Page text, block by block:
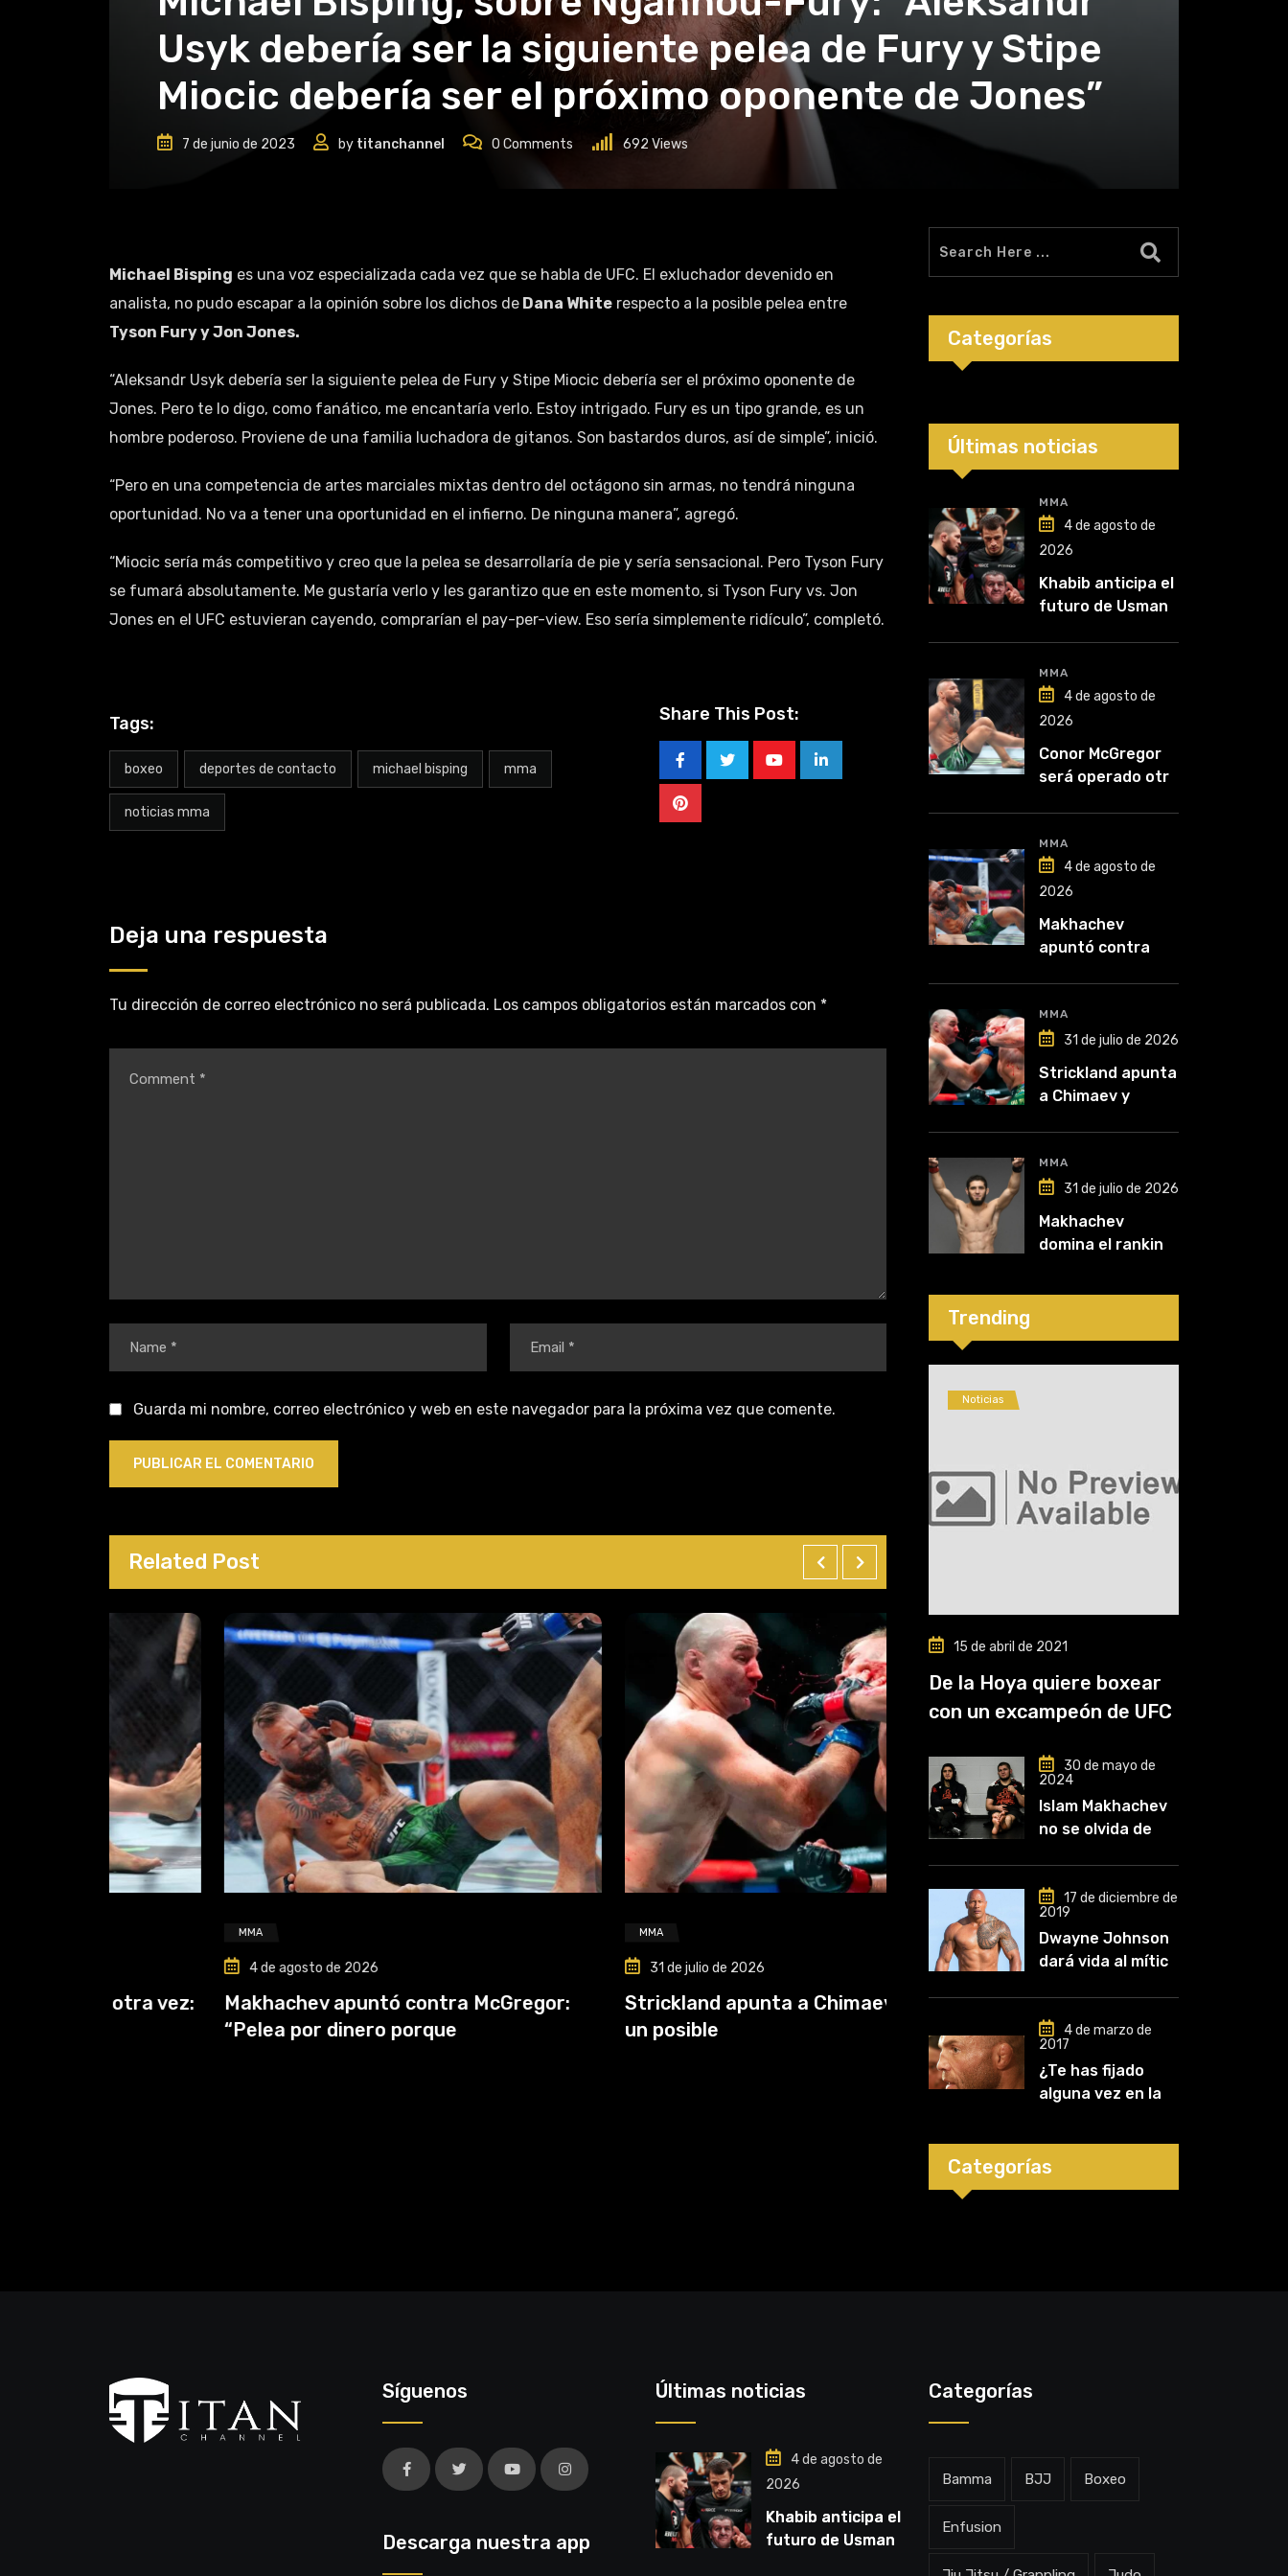
Usyk debería ser la siguiente pelea de Fury y Stipe
Miocic debería ser el próximo oponente de Jones”
7 de junio de 2023 by titanchannel 0 Comments 692Views
Michael Bisping es una voz especializada cada vez que se habla de UFC. El exluchador devenido en
analista, no pudo escapar a la opinión sobre los dichos de Dana White respecto a la posible pelea entre
Tyson Fury y Jon Jones.
“Aleksandr Usyk debería ser la siguiente pelea de Fury y Stipe Miocic debería ser el próximo oponente de
Jones. Pero te lo digo, como fanático, me encantaría verlo. Estoy intrigado. Fury es un tipo grande, es un
hombre poderoso. Proviene de una familia luchadora de gitanos. Son bastardos duros, así de simple”, inició.
“Pero en una competencia de artes marciales mixtas dentro del octágono sin armas, no tendrá ninguna
oportunidad. No va a tener una oportunidad en el infierno. De ninguna manera”, agregó.
“Miocic sería más competitivo y creo que la pelea se desarrollaría de pie y sería sensacional. Pero Tyson Fury
se fumará absolutamente. Me gustaría verlo y les garantizo que en este momento, si Tyson Fury vs. Jon
Jones en el UFC estuvieran cayendo, comprarían el pay-per-view. Eso sería simplemente ridículo”, completó.
Tags:
boxeo deportes de contacto michael bisping mma
noticias mma
Share This Post:
Deja una respuesta
Tu dirección de correo electrónico no será publicada. Los campos obligatorios están marcados con *
Guarda mi nombre, correo electrónico y web en este navegador para la próxima vez que comente.
Related Post
4 de agosto de 2026
Makhachev apuntó contra McGregor:
“Pelea por dinero porque
31 de julio de 2026
Strickland apunta a Chimaev y anticipa
MMA
31 de julio de 2026
Makhachev domina el ranking y
Polymarket lo proyecta
Categorías
Últimas noticias
MMA
4 de agosto de
2026
Khabib anticipa el
futuro de Usman
liga competirá”
MMA
4 de agosto de
2026
Conor McGregor
será operado otra
cinco”
MMA
4 de agosto de
2026
Makhachev
apuntó contra
lo perdió todo”
MMA
31 de julio de 2026
Strickland apunta
a Chimaev y
desempate tras
su recuperación
MMA
31 de julio de 2026
Makhachev
domina el ranking
proyecta como
2026
Trending
Noticias
15 de abril de 2021
De la Hoya quiere boxear
con un excampeón de UFC
30 de mayo de
2024
Islam Makhachev
no se olvida de
que comencé a
entrenar, jugó un
papel clave en mi
carrera»
17 de diciembre de
2019
Dwayne Johnson
dará vida al mítico
4 de marzo de
2017
¿Te has fijado
alguna vez en las
luchadores?
Categorías
Síguenos
Descarga nuestra app
Últimas noticias
4 de agosto de
2026
Khabib anticipa el
futuro de Usman
Categorías
Bamma BJJ Boxeo
Enfusion